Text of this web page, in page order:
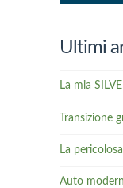
Ultimi
La mia
Transizione
La
Auto